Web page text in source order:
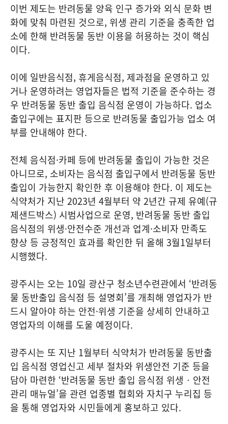
이번 제도는 반려동물 양육 인구 증가와 외식 문화 변
화에 맞춰 마련된 것으로, 위생 관리 기준을 충족한 업
소에 한해 반려동물 동반 이용을 허용하는 것이 핵심
이다.
이에 일반음식점, 휴게음식점, 제과점을 운영하고 있
거나 운영하려는 영업자들은 법적 기준을 준수하는 경
우 반려동물 동반 출입 음식점 운영이 가능하다. 업소
출입구에는 표지판 등으로 반려동물 출입가능 업소 여
부를 안내해야 한다.
전체 음식점·카페 등에 반려동물 출입이 가능한 것은
아니므로, 소비자는 음식점 출입구에서 반려동물 동반
출입이 가능한지 확인한 후 이용해야 한다. 이 제도는
식약처가 지난 2023년 4월부터 약 2년간 규제 유예(규
제샌드박스) 시범사업으로 운영, 반려동물 동반 출입
음식점의 위생·안전수준 개선과 업계·소비자 만족도
향상 등 긍정적인 효과를 확인한 뒤 올해 3월1일부터
시행했다.
광주시는 오는 10일 광산구 청소년수련관에서 ‘반려동
물 동반출입 음식점 등 설명회’를 개최해 영업자가 반
드시 알아야 하는 안전·위생 기준을 상세히 안내하고
영업자의 이해를 도울 예정이다.
광주시는 또 지난 1월부터 식약처가 반려동물 동반출
입 음식점 영업신고 세부 절차와 위생안전 기준 등을
담아 마련한 ‘반려동물 동반 출입 음식점 위생‧안전
관리 매뉴얼’을 관련 업종별 협회와 자치구 누리집 등
을 통해 영업자와 시민들에게 홍보하고 있다.